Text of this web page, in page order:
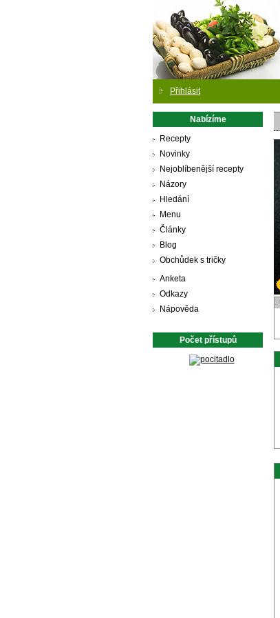
Přihlásit
Nabízíme
Recepty
Novinky
Nejoblíbenější recepty
Názory
Hledání
Menu
Články
Blog
Obchůdek s tričky
Anketa
Odkazy
Nápověda
Počet přístupů